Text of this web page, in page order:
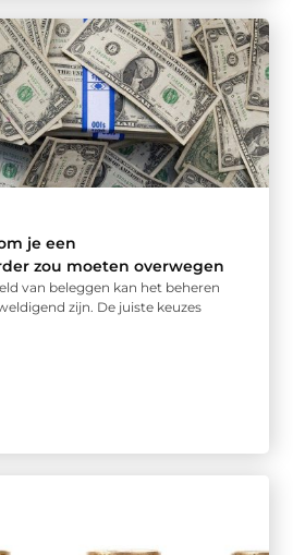
je een
zou moeten overwegen
van beleggen kan het beheren
zijn. De juiste keuzes